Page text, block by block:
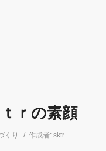
ｒの素顔
くり / 作成者: sktr